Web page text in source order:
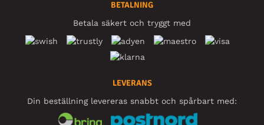
BETALNING
Betala säkert och tryggt med
LEVERANS
Din beställning levereras snabbt och spårbart med: